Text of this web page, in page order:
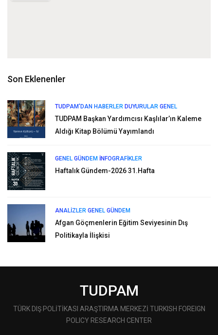
Son Eklenenler
TUDPAM'DAN HABERLER DUYURULAR GENEL
TUDPAM Başkan Yardımcısı Kaşlılar’ın Kaleme
Aldığı Kitap Bölümü Yayımlandı
GENEL GÜNDEM İNFOGRAFIKLER
Haftalık Gündem-2026 31.Hafta
ANALIZLER GENEL GÜNDEM
Afgan Göçmenlerin Eğitim Seviyesinin Dış
Politikayla İlişkisi
TUDPAM
TÜRK DIŞ POLİTİKASI ARAŞTIRMA MERKEZİ TURKISH FOREIGN
POLICY RESEARCH CENTER